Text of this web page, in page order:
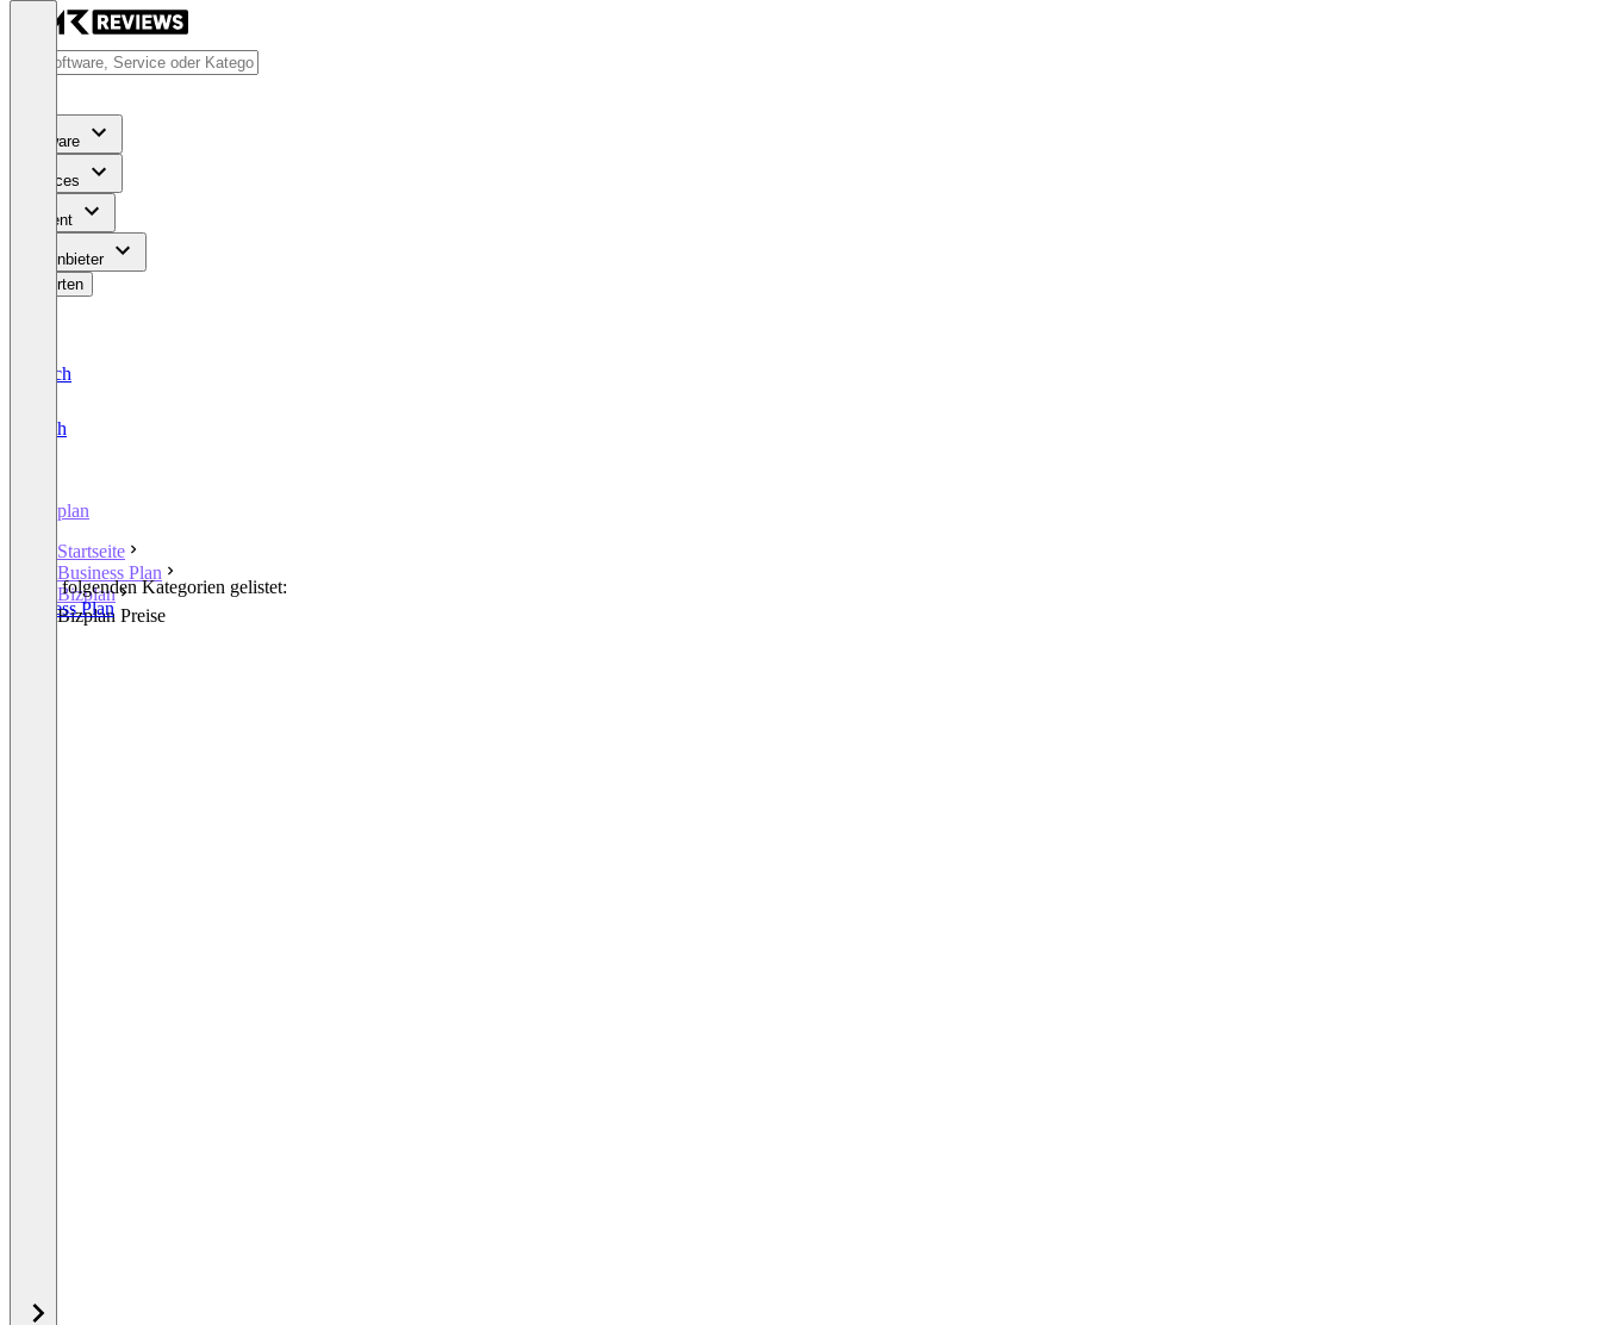
Software
Services
Content
Für Anbieter
Bewerten
Deutsch
English
Bizplan
Startseite
Business Plan
Bizplan
Bizplan Preise
In den folgenden Kategorien gelistet:
Business Plan